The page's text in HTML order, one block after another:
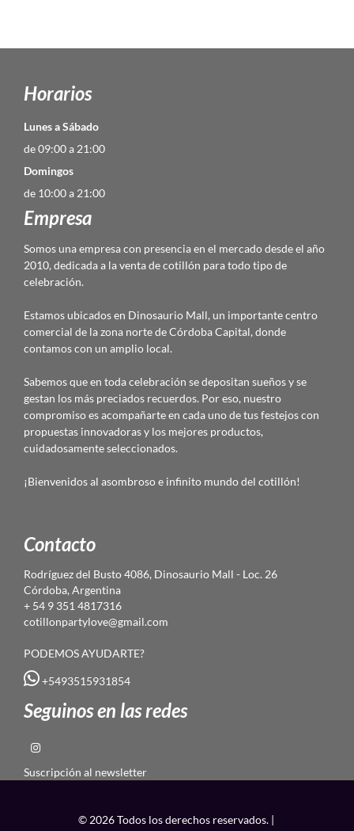
Horarios
Lunes a Sábado
de 09:00 a 21:00
Domingos
de 10:00 a 21:00
Empresa
Somos una empresa con presencia en el mercado desde el año
2010, dedicada a la venta de cotillón para todo tipo de
celebración.
Estamos ubicados en Dinosaurio Mall, un importante centro
comercial de la zona norte de Córdoba Capital, donde
contamos con un amplio local.
Sabemos que en toda celebración se depositan sueños y se
gestan los más preciados recuerdos. Por eso, nuestro
compromiso es acompañarte en cada uno de tus festejos con
propuestas innovadoras y los mejores productos,
cuidadosamente seleccionados.
¡Bienvenidos al asombroso e infinito mundo del cotillón!
Contacto
Rodríguez del Busto 4086, Dinosaurio Mall - Loc. 26
Córdoba, Argentina
+ 54 9 351 4817316
cotillonpartylove@gmail.com
PODEMOS AYUDARTE?
+5493515931854
Seguinos en las redes
Suscripción al newsletter
© 2026 Todos los derechos reservados. |